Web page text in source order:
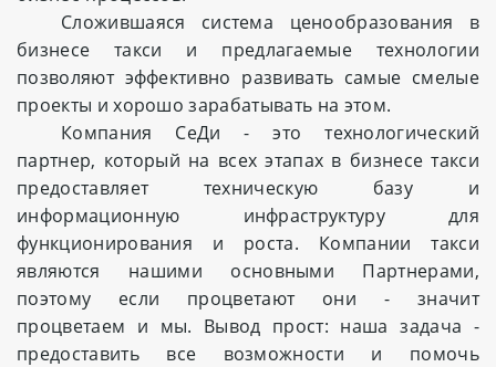
Сложившаяся система ценообразования в
бизнесе такси и предлагаемые технологии
позволяют эффективно развивать самые смелые
проекты и хорошо зарабатывать на этом.
Компания СеДи - это технологический
партнер, который на всех этапах в бизнесе такси
предоставляет техническую базу и
информационную инфраструктуру для
функционирования и роста. Компании такси
являются нашими основными Партнерами,
поэтому если процветают они - значит
процветаем и мы. Вывод прост: наша задача -
предоставить все возможности и помочь